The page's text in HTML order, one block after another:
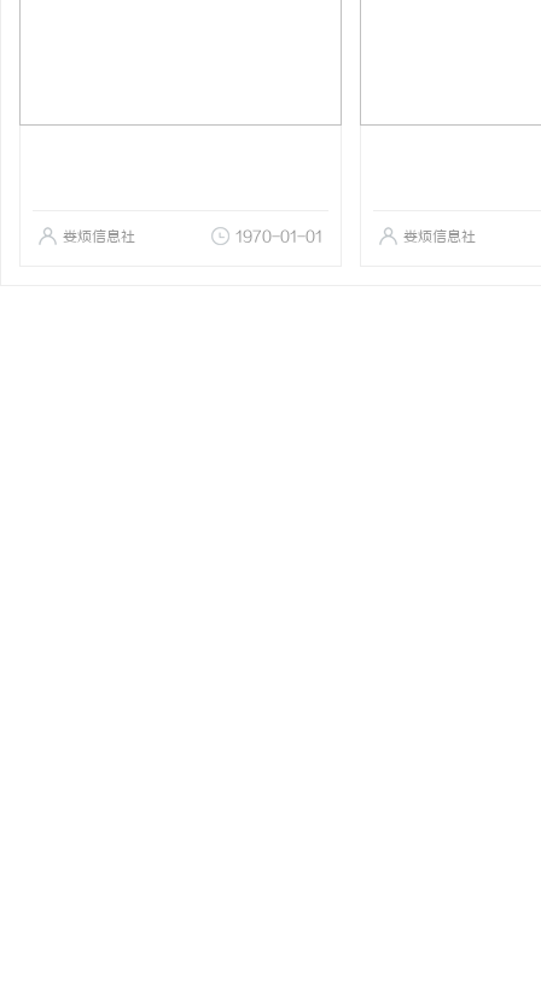
娄烦信息社 1970-01-01 娄烦信息社